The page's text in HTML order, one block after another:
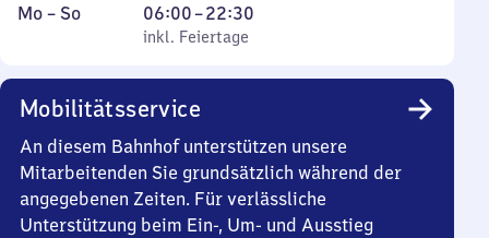
Montag
Mo – So,
inkl. Feiertage
06:00–22:30
Von
6
22
Uhr
30
inkl. Feiertage
Mobilitätsservice
An diesem Bahnhof unterstützen unsere
Mitarbeitenden Sie grundsätzlich während der
angegebenen Zeiten. Für verlässliche
Unterstützung beim Ein-, Um- und Ausstieg